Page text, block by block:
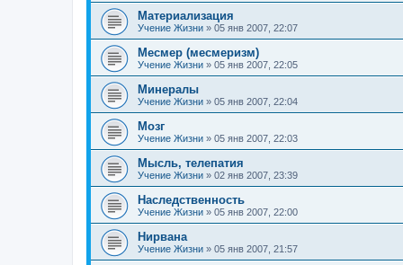
Материализация
Учение Жизни » 05 янв 2007, 22:07
Месмер (месмеризм)
Учение Жизни » 05 янв 2007, 22:05
Минералы
Учение Жизни » 05 янв 2007, 22:04
Мозг
Учение Жизни » 05 янв 2007, 22:03
Мысль, телепатия
Учение Жизни » 02 янв 2007, 23:39
Наследственность
Учение Жизни » 05 янв 2007, 22:00
Нирвана
Учение Жизни » 05 янв 2007, 21:57